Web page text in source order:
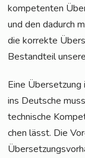
kom­pe­ten­ten
und den dadurch
die kor­rek­te
Bestand­teil
Eine Über­set­zung
ins Deut­sche
tech­ni­sche
chen lässt. Die